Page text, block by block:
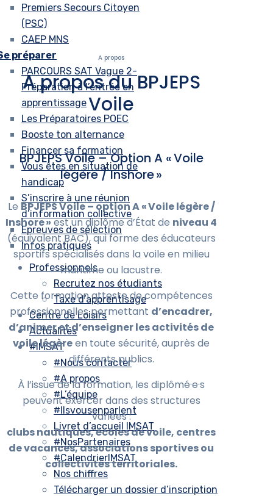
Premiers Secours Citoyen
(PSC)
CAEP MNS
préparer
PARCOURS SAT Vague 2-
Préparation à l’entrée en
apprentissage
Les Préparatoires POEC
Booste ton alternance
Financer sa formation
Vous êtes en situation de
handicap
S’inscrire à une réunion
d’information collective
Epreuves de sélection
Infos pratiques
Professionnels
Recrutez nos étudiants
Taxe d’apprentisage
Centre de Loisirs
Actualités
#IMSAT
#Nous contacter
#A propos
#L’équipe
#Ilsvousenparlent
Livret d’accueil IMSAT
#NosPartenaires
#CalendrierIMSAT
Nos chiffres
Télécharger un dossier d’inscription
A propos
A propos du BPJEPS
Voile
BPJEPS Voile – Option A « Voile
légère / Inshore »
Le BPJEPS Voile – option A « Voile légère /
Inshore »est un diplôme d’État de niveau 4
(équivalent BAC), qui forme des éducateurs
sportifs spécialisés dans la voile en milieu
maritime ou lacustre.
Cette formation atteste de compétences
professionnelles permettant d’encadrer,
d’animer et d’enseigner les activités de
voile légèreen toute sécurité, auprès de
différents publics.
À l’issue de la formation, les diplômé·e·s
peuvent exercer dans des structures
variées :
clubs nautiques, écoles de voile, centres
de vacances, associations sportives ou
collectivités territoriales.